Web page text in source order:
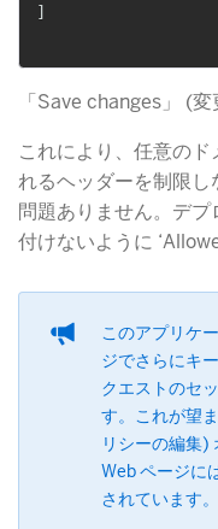
]
「Save changes」 (
これにより、任意の
れるヘッダーを制限
問題ありません。デ
付けないように
このアプリケ
ジでさらにキ
クエストのセ
す。これが望
リシーの編集)
Web ページに
されています。